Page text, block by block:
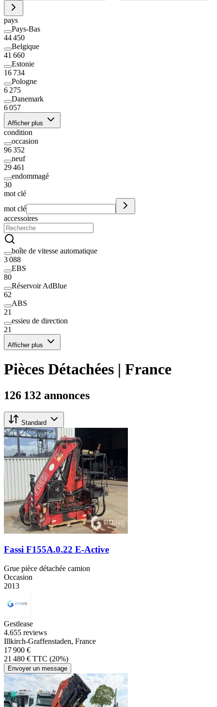
pays
Pays-Bas
44 450
Belgique
41 660
Estonie
16 734
Pologne
6 275
Danemark
6 057
Afficher plus
condition
occasion
96 352
neuf
29 461
endommagé
30
mot clé
mot clé
accessoires
boîte de vitesse automatique
3 088
EBS
80
Réservoir AdBlue
62
ABS
21
essieu de direction
21
Afficher plus
Pièces Détachées | France
126 132 annonces
Standard
Fassi F155A.0.22 E-Active
Grue pièce détachée camion
Occasion
2013
Gestlease
4.655 reviews
Illkirch-Graffenstaden, France
17 900 €
21 480 € TTC (20%)
Envoyer un message